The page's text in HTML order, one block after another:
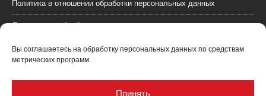
Вы соглашаетесь на обработку персональных данных по средствам
метрических программ.
Принять
Политика в отношении обработки персональных данных
Согласие на обработку персональных данных
Пользовательское соглашение (оферта)